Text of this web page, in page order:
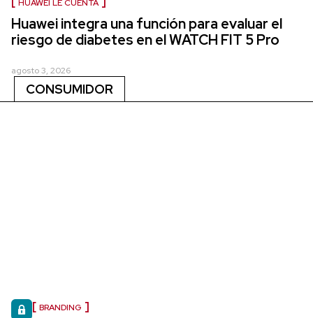
HUAWEI LE CUENTA
Huawei integra una función para evaluar el
riesgo de diabetes en el WATCH FIT 5 Pro
agosto 3, 2026
CONSUMIDOR
BRANDING